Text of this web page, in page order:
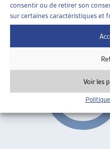
consentir ou de retirer son
sur certaines caractéristiques et
Voir les
UNE MEILLEURE
Josiane Aubert, dossier du